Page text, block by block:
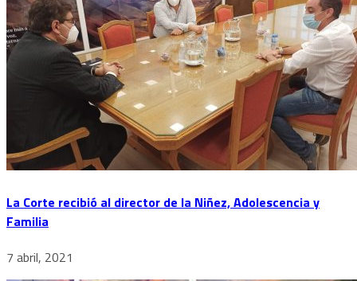
La Corte recibió al director de la Niñez, Adolescencia y
Familia
7 abril, 2021